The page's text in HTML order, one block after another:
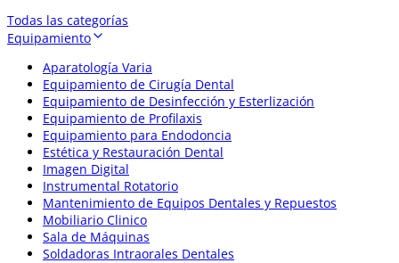
Todas las categorías
Equipamiento
Aparatología Varia
Equipamiento de Cirugía Dental
Equipamiento de Desinfección y Esterlización
Equipamiento de Profilaxis
Equipamiento para Endodoncia
Estética y Restauración Dental
Imagen Digital
Instrumental Rotatorio
Mantenimiento de Equipos Dentales y Repuestos
Mobiliario Clinico
Sala de Máquinas
Soldadoras Intraorales Dentales